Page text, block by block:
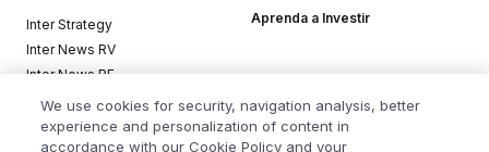
Inter Strategy
Inter News RV
Inter News RF
Top Funds
Aprenda a Investir
We use cookies for security, navigation analysis, better
experience and personalization of content in
accordance with our Cookie Policy and your